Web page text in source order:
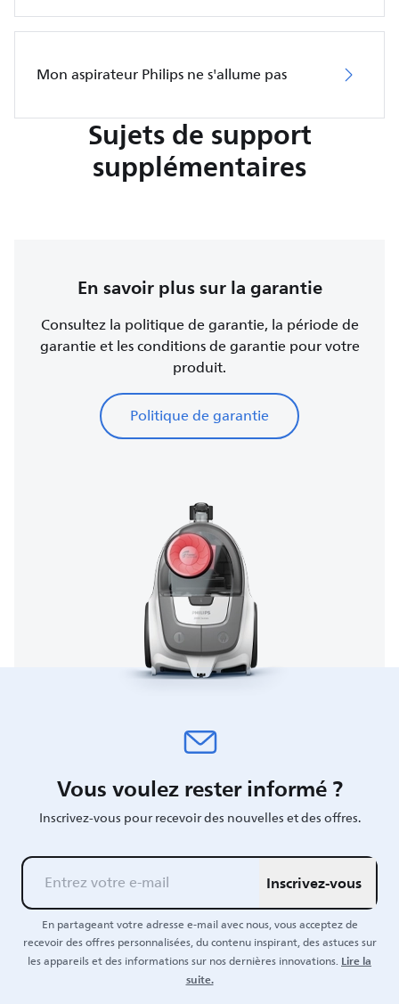
Mon aspirateur Philips ne s'allume pas
Sujets de support
supplémentaires
En savoir plus sur la garantie
Consultez la politique de garantie, la période de
garantie et les conditions de garantie pour votre
produit.
Politique de garantie
Vous voulez rester informé ?
Inscrivez-vous pour recevoir des nouvelles et des offres.
Inscrivez-vous
En partageant votre adresse e-mail avec nous, vous acceptez de
recevoir des offres personnalisées, du contenu inspirant, des astuces sur
les appareils et des informations sur nos dernières innovations.Lire la
suite.